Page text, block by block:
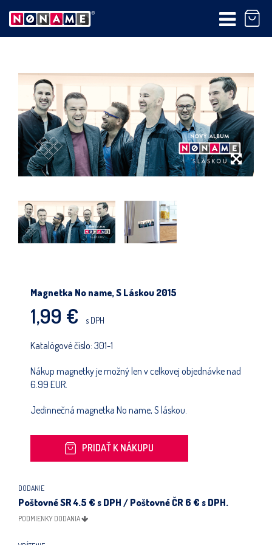
Magnetka No name, S Láskou 2015
1,99 € s DPH
Katalógové číslo: 301-1
Nákup magnetky je možný len v celkovej objednávke nad
6.99 EUR.
Jedinnečná magnetka No name, S láskou.
PRIDAŤ K NÁKUPU
DODANIE
Poštovné SR 4.5 € s DPH / Poštovné ČR 6 € s DPH.
PODMIENKY DODANIA
Produkt bol pridaný do
košíka
POKRAČOVAŤ V NAKUPOVANÍ